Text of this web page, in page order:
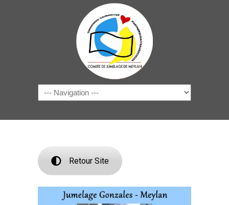
Navigation
Retour Site